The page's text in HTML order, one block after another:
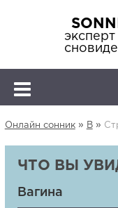
Онлайн сонник» В»
ЧТО ВЫ
Вагина